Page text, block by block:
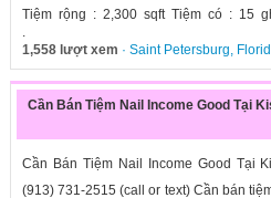
Tiệm rộng : 2,300 sqft Tiệm có : 15
Income:...
1,558 lượt xem · Saint Petersburg,
Cần Bán Tiệm Nail Income Good Tại
Cần Bán Tiệm Nail Income Good Tại
(913) 731-2515 (call or text) Cần bán